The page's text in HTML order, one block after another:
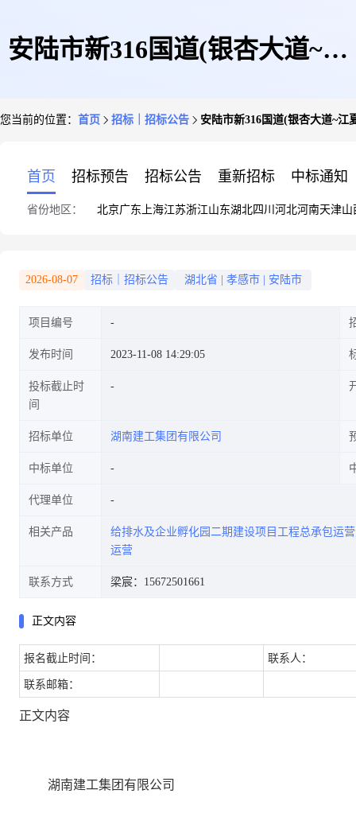
安陆市新316国道(银杏大道~江
(EPC+O)道路给水管材及配件
采购任务
您当前的位置： 首页 招标｜招标公告 安陆市新316国道(银杏大道~
首页 招标预告 招标公告 重新招标 中标通知
省份地区： 北京广东 上海江苏浙江山东湖北四川 河北河南天津山
2026-08-07 招标｜招标公告 湖北省 孝感市 安陆市
项目编号
发布时间 2023-11-08 14:29:05
投标截止时
间
招标单位 湖南建工集团有限公司
中标单位
代理单位
相关产品
给排水及企业孵化园二期建设项目工程总承包运
运营
联系方式 梁宸：15672501661
正文内容
报名截止时间： 联系人：
联系邮箱：
正文内容
湖南建工集团有限公司